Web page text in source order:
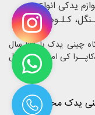
یدکی انواع
کـلـوت
با یک بار خرید مشتری دائمی ما شوید. فروشگاه چینی یدک با 23 سال
کی ام سی، ویـنگل
یدک محفوظ است